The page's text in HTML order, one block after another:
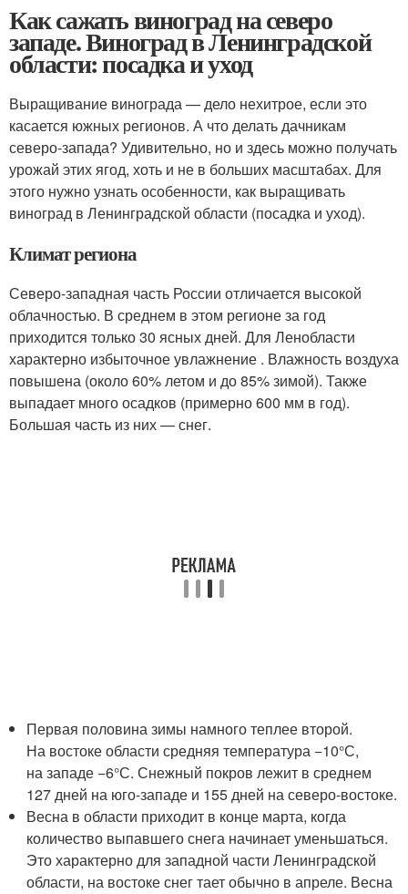
Как сажать виноград на северо
западе. Виноград в Ленинградской
области: посадка и уход
Выращивание винограда — дело нехитрое, если это
касается южных регионов. А что делать дачникам
северо-запада? Удивительно, но и здесь можно получать
урожай этих ягод, хоть и не в больших масштабах. Для
этого нужно узнать особенности, как выращивать
виноград в Ленинградской области (посадка и уход).
Климат региона
Северо-западная часть России отличается высокой
облачностью. В среднем в этом регионе за год
приходится только 30 ясных дней. Для Ленобласти
характерно избыточное увлажнение . Влажность воздуха
повышена (около 60% летом и до 85% зимой). Также
выпадает много осадков (примерно 600 мм в год).
Большая часть из них — снег.
Первая половина зимы намного теплее второй.
На востоке области средняя температура −10°С,
на западе −6°С. Снежный покров лежит в среднем
127 дней на юго-западе и 155 дней на северо-востоке.
Весна в области приходит в конце марта, когда
количество выпавшего снега начинает уменьшаться.
Это характерно для западной части Ленинградской
области, на востоке снег тает обычно в апреле. Весна